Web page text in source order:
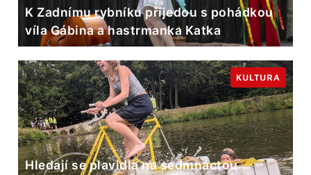
K Zadnímu rybníku přijedou s pohádkou
víla Gábina a hastrmanka Katka
Hledají se plavidla na sedmnáctou
KULTURA